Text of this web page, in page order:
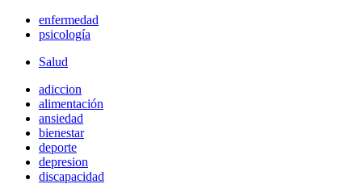
enfermedad
psicología
Salud
adiccion
alimentación
ansiedad
bienestar
deporte
depresion
discapacidad